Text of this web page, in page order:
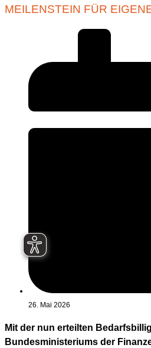
MEILENSTEIN FÜR
26. Mai 2026
Mit der nun erteilten
Bundesministeriums der